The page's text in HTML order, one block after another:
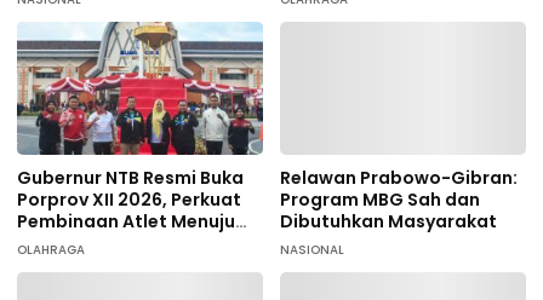
Gubernur NTB Resmi Buka
Porprov XII 2026, Perkuat
Pembinaan Atlet Menuju
PON 2028
OLAHRAGA
Relawan Prabowo-Gibran:
Program MBG Sah dan
Dibutuhkan Masyarakat
NASIONAL